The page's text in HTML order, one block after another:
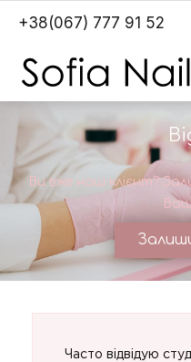
+38(067) 777 91 52
Ви вже наш клієнт?
Часто відвідую